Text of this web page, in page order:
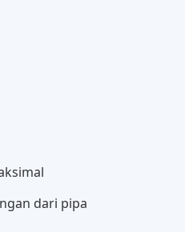
dari pipa